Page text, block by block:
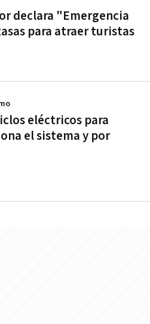
declara "Emergencia
para atraer turistas
eléctricos para
el sistema y por